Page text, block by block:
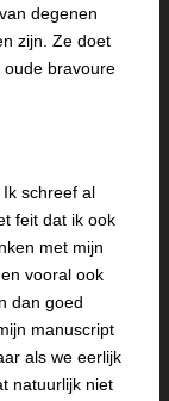
degenen
zijn. Ze doet
bravoure
schreef al
feit dat ik ook
met mijn
vooral ook
dan goed
manuscript
als we eerlijk
natuurlijk niet